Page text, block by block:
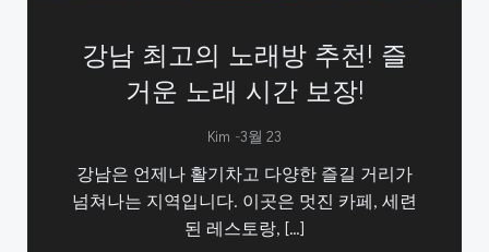
강남 최고의 노래방 추천! 즐
거운 노래 시간 보장!
Kim -3월 23
강남은 언제나 활기차고 다양한 즐길 거리가
넘쳐나는 지역입니다. 이곳은 멋진 카페, 세련
된 레스토랑, […]